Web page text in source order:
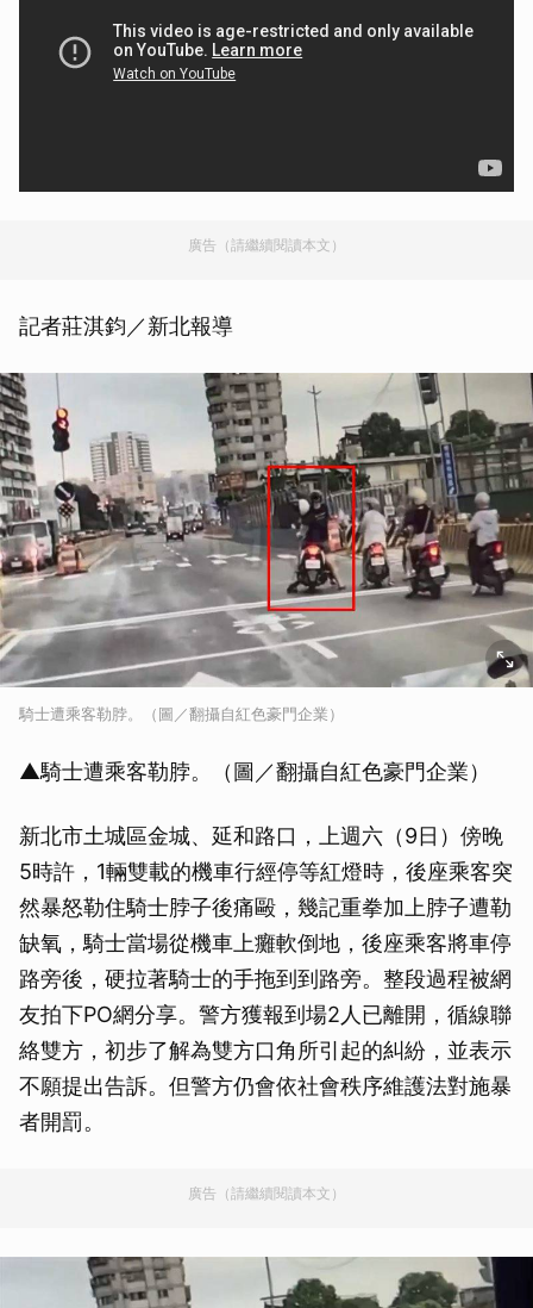
廣告（請繼續閱讀本文）
記者莊淇鈞／新北報導
騎士遭乘客勒脖。（圖／翻攝自紅色豪門企業）
▲騎士遭乘客勒脖。（圖／翻攝自紅色豪門企業）
新北市土城區金城、延和路口，上週六（9日）傍晚
5時許，1輛雙載的機車行經停等紅燈時，後座乘客突
然暴怒勒住騎士脖子後痛毆，幾記重拳加上脖子遭勒
缺氧，騎士當場從機車上癱軟倒地，後座乘客將車停
路旁後，硬拉著騎士的手拖到到路旁。整段過程被網
友拍下PO網分享。警方獲報到場2人已離開，循線聯
絡雙方，初步了解為雙方口角所引起的糾紛，並表示
不願提出告訴。但警方仍會依社會秩序維護法對施暴
者開罰。
廣告（請繼續閱讀本文）